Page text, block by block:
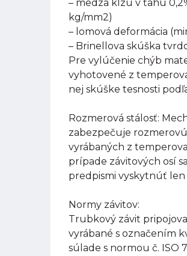
– medza klzu v ťahu
kg/mm2)
– lomová deformácia
– Brinellova skúška
Pre vylúčenie chýb
vyhotovené z
nej skúške tesnosti
Rozmerová stálosť:
zabezpečuje
vyrábaných z
prípade závitových osí
predpismi vyskytnúť len
Normy závitov:
Trubkový závit
vyrábané s označením
súlade s normou č. ISO